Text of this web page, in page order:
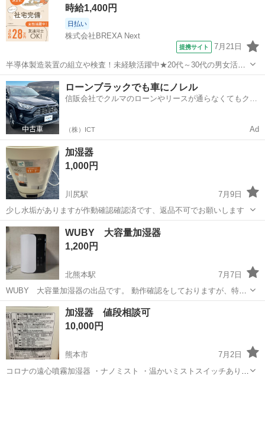
時給1,400円
日払い
株式会社BREXA Next
提携サイト 7月21日
半導体製造装置の組立や検査！未経験活躍中★20代～30代の男女活躍
中★ワンルーム寮完備！赴任旅費会社負担！マイカー通勤OK！無料駐
車場あり！正社員登用あり！《熊本県菊池郡大津町》 人気の工場のお
仕事 ◇半導体製造装置の組立...
熊本 その他
ローンブラックでも車にノレル
信販会社でクルマのローンやリースが通らなくてもクル
（株）ICT Ad
加湿器
1,000円
川尻駅
7月9日
少し水垢がありますが作動確認確認済です、返品不可でお願いします
熊本 熊本市 季節、空調家電
WUBY 大容量加湿器
1,200円
北熊本駅
7月7日
WUBY 大容量加湿器の出品です。 動作確認をしておりますが、特に
問題はございませんでした。 メーカー WUBY 年式 2024年
容量 6L 重量 約2.9g サイズ 幅 22.3cm
奥行き...
熊本 熊本市 北熊本駅 季節、空調家電
加湿器 値段相談可
10,000円
熊本市
7月2日
コロナの遠心噴霧加湿器 ・ナノミスト ・温かいミストスイッチあり